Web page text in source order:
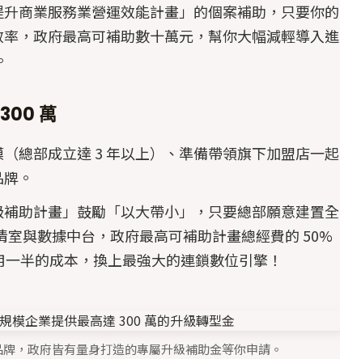
商業服務業營運效能計畫」的個案補助，只要你的
，政府最高可補助數十萬元，幫你大幅減輕導入進
300 萬
總部成立達 3 年以上）、準備帶領旗下加盟店一起
。
補助計畫」鼓勵「以大帶小」，只要總部願意建置全
室與數據中台，政府最高可補助計畫總經費的 50%
一半的成本，換上最強大的連鎖數位引擎！
，政府皆有量身打造的專屬升級補助金等你申請。